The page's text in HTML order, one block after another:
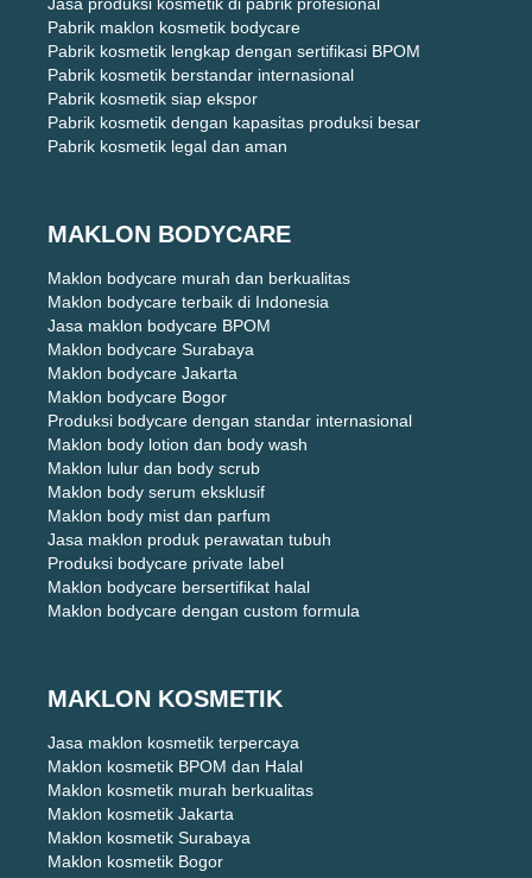
Jasa produksi kosmetik di pabrik profesional
Pabrik maklon kosmetik bodycare
Pabrik kosmetik lengkap dengan sertifikasi BPOM
Pabrik kosmetik berstandar internasional
Pabrik kosmetik siap ekspor
Pabrik kosmetik dengan kapasitas produksi besar
Pabrik kosmetik legal dan aman
MAKLON BODYCARE
Maklon bodycare murah dan berkualitas
Maklon bodycare terbaik di Indonesia
Jasa maklon bodycare BPOM
Maklon bodycare Surabaya
Maklon bodycare Jakarta
Maklon bodycare Bogor
Produksi bodycare dengan standar internasional
Maklon body lotion dan body wash
Maklon lulur dan body scrub
Maklon body serum eksklusif
Maklon body mist dan parfum
Jasa maklon produk perawatan tubuh
Produksi bodycare private label
Maklon bodycare bersertifikat halal
Maklon bodycare dengan custom formula
MAKLON KOSMETIK
Jasa maklon kosmetik terpercaya
Maklon kosmetik BPOM dan Halal
Maklon kosmetik murah berkualitas
Maklon kosmetik Jakarta
Maklon kosmetik Surabaya
Maklon kosmetik Bogor